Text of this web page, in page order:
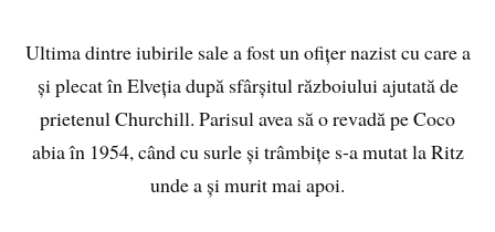
Ultima dintre iubirile sale a fost un ofițer nazist cu care a
și plecat în Elveția după sfârșitul războiului ajutată de
prietenul Churchill. Parisul avea să o revadă pe Coco
abia în 1954, când cu surle și trâmbițe s-a mutat la Ritz
unde a și murit mai apoi.